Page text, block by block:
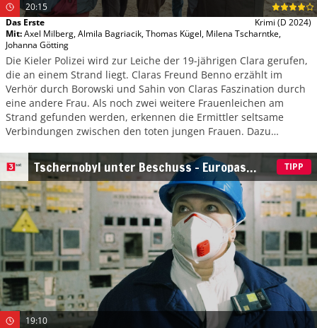
20:15
Das Erste
Krimi (D 2024)
Mit:Axel Milberg,Almila Bagriacik,Thomas Kügel, Milena Tscharntke,
Johanna Götting
Die Kieler Polizei wird zur Leiche der 19-jährigen Clara gerufen,
die an einem Strand liegt. Claras Freund Benno erzählt im
Verhör durch Borowski und Sahin von Claras Faszination durch
eine andere Frau. Als noch zwei weitere Frauenleichen am
Strand gefunden werden, erkennen die Ermittler seltsame
Verbindungen zwischen den toten jungen Frauen. Dazu
aufgeladene Verbindung zu jener Dame, die Benno erwähnt
hatte. Tschernobyl unter Beschuss – Europas
nukleare Zeitbombe
TIPP
19:10